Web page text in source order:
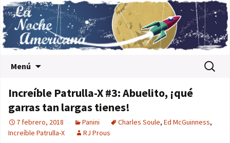
Menú Buscar:
Increíble Patrulla-X #3: Abuelito, ¡qué
garras tan largas tienes!
7 febrero, 2018 Panini Charles Soule, Ed McGuinness,
Increíble Patrulla-X
RJ Prous